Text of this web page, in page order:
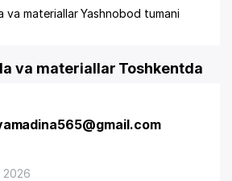
va materiallar Yashnobod tumani
va materiallar Toshkentda
2026